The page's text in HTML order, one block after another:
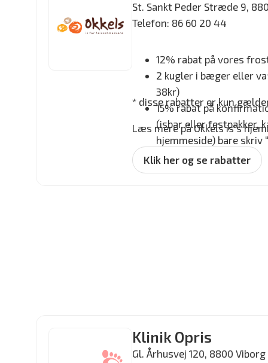
St. Sankt Peder Stræde 9,
Telefon: 86 60 20 44
12% rabat på vores
2 kugler i bæger eller
38kr)
15% rabat på
(isbar eller festpakker,
hjemmeside) bare skriv
kommentaren efter
Okkels Viborg)
* disse rabatter er kun
Læs mere på Okkels is’s
Klik her og se rabatter
Klinik Opris
Gl. Århusvej 120, 8800 Viborg